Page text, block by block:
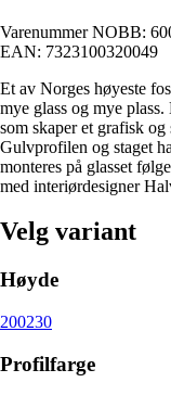
Varenummer NOBB:
EAN: 7323100320049
Et av Norges høyeste
mye glass og mye
som skaper et grafisk
Gulvprofilen og staget
monteres på glasset
med interiørdesigner
Velg variant
Høyde
200230
Profilfarge